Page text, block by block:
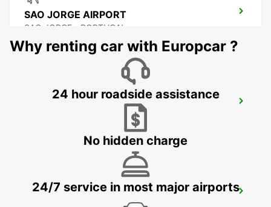
SAO JORGE AIRPORT
SAO JORGE - PORTUGAL
PICO AIRPORT
Why renting car with Europcar ?
24 hour roadside assistance
No hidden charge
24/7 service in most major airports